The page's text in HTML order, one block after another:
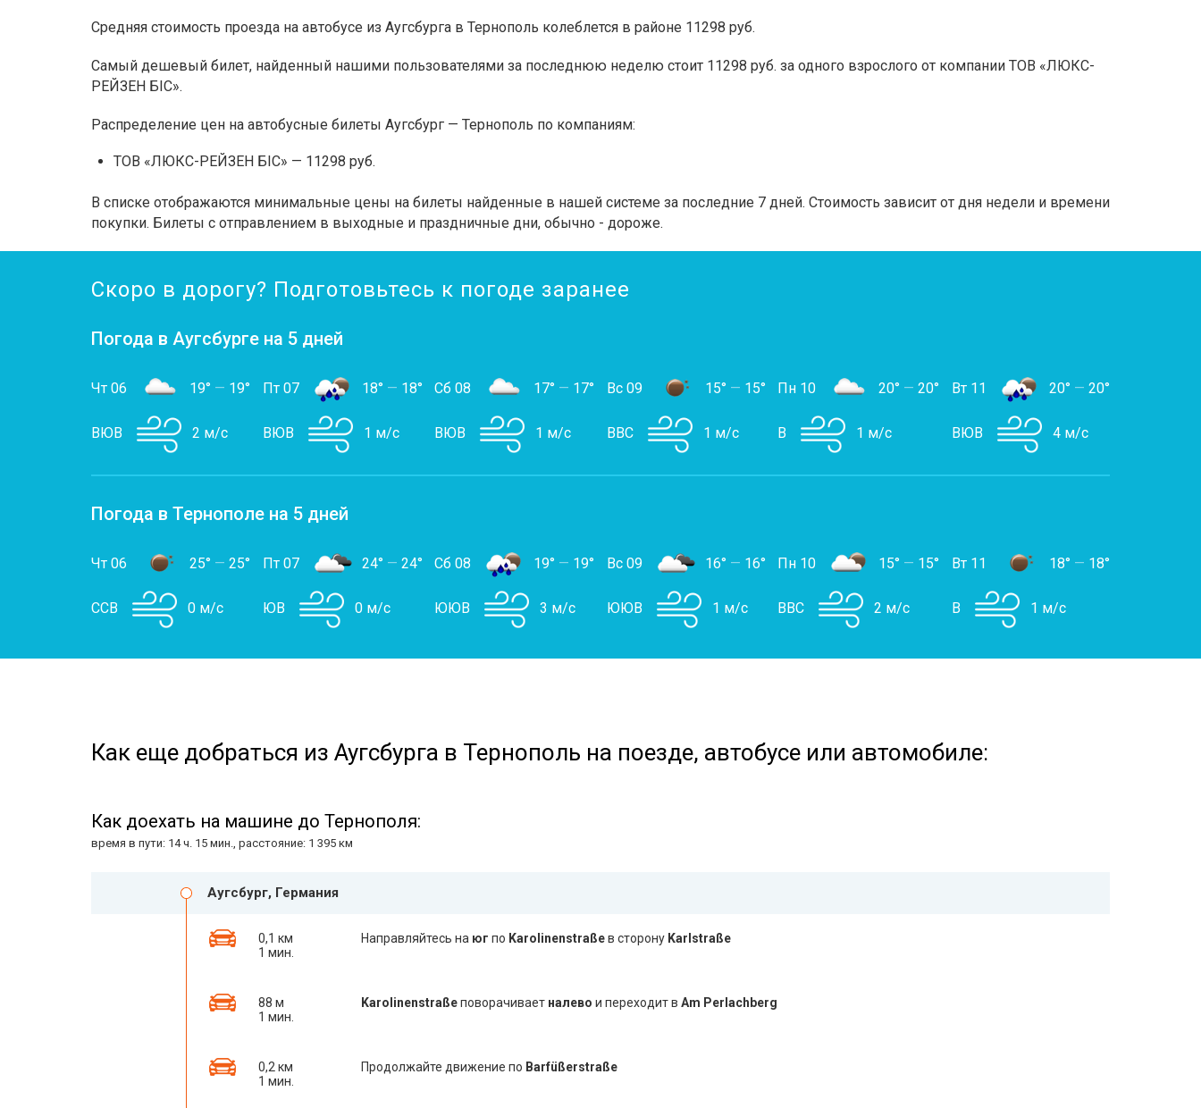
Средняя стоимость проезда на автобусе из Аугсбурга в Тернополь колеблется в районе 11298 руб.
Самый дешевый билет, найденный нашими пользователями за последнюю неделю стоит 11298 руб. за одного взрослого от компании ТОВ «ЛЮКС-
РЕЙЗЕН БІС».
Распределение цен на автобусные билеты Аугсбург — Тернополь по компаниям:
ТОВ «ЛЮКС-РЕЙЗЕН БІС» — 11298 руб.
В списке отображаются минимальные цены на билеты найденные в нашей системе за последние 7 дней. Стоимость зависит от дня недели и времени
покупки. Билеты с отправлением в выходные и праздничные дни, обычно - дороже.
Скоро в дорогу? Подготовьтесь к погоде заранее
Погода в Аугсбурге на 5 дней
Чт 06 19° — 19°
ВЮВ 2 м/с
Пт 07 18° — 18°
ВЮВ 1 м/с
Сб 08 17° — 17°
ВЮВ 1 м/с
Вс 09 15° — 15°
ВВС 1 м/с
Пн 10 20° — 20°
В 1 м/с
Вт 11 20° — 20°
ВЮВ 4 м/с
Погода в Тернополе на 5 дней
Чт 06 25° — 25°
ССВ 0 м/с
Пт 07 24° — 24°
ЮВ 0 м/с
Сб 08 19° — 19°
ЮЮВ 3 м/с
Вс 09 16° — 16°
ЮЮВ 1 м/с
Пн 10 15° — 15°
ВВС 2 м/с
Вт 11 18° — 18°
В 1 м/с
Как еще добраться из Аугсбурга в Тернополь на поезде, автобусе или автомобиле:
Как доехать на машине до Тернополя:
время в пути: 14 ч. 15 мин., расстояние: 1 395 км
Аугсбург, Германия
0,1 км
1 мин.
Направляйтесь на юг по Karolinenstraßeв сторону Karlstraße
88 м
1 мин.
Karolinenstraßeповорачивает налево и переходит в Am Perlachberg
0,2 км
1 мин.
Продолжайте движение по Barfüßerstraße